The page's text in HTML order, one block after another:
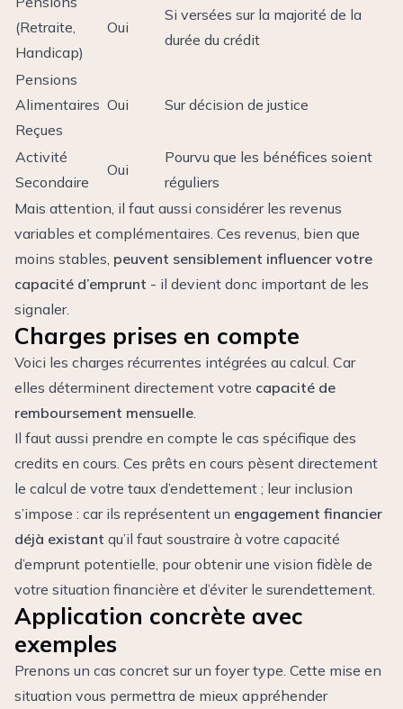
(Retraite,
Handicap)
Oui
Si versées sur la majorité de la
durée du crédit
Pensions
Alimentaires
Reçues
Oui Sur décision de justice
Activité
Secondaire
Oui
Pourvu que les bénéfices soient
réguliers
Mais attention, il faut aussi considérer les revenus
variables et complémentaires. Ces revenus, bien que
moins stables, peuvent sensiblement influencer votre
capacité d’emprunt - il devient donc important de les
signaler.
Charges prises en compte
Voici les charges récurrentes intégrées au calcul. Car
elles déterminent directement votre capacité de
remboursement mensuelle.
Il faut aussi prendre en compte le cas spécifique des
credits en cours. Ces prêts en cours pèsent directement
le calcul de votre taux d’endettement ; leur inclusion
s’impose : car ils représentent un engagement financier
déjà existant qu’il faut soustraire à votre capacité
d’emprunt potentielle, pour obtenir une vision fidèle de
votre situation financière et d’éviter le surendettement.
Application concrète avec
exemples
Prenons un cas concret sur un foyer type. Cette mise en
situation vous permettra de mieux appréhender